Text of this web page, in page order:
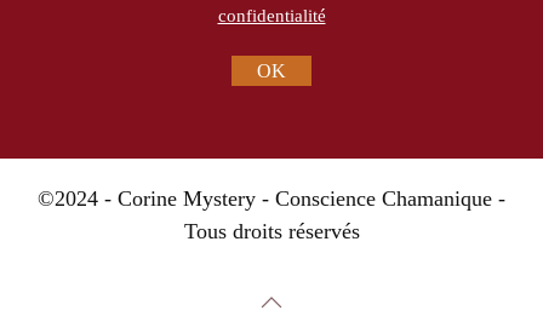
confidentialité
OK
©2024 - Corine Mystery - Conscience Chamanique -
Tous droits réservés